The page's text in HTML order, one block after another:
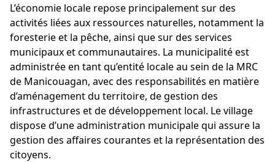
L’économie locale repose principalement sur des
activités liées aux ressources naturelles, notamment la
foresterie et la pêche, ainsi que sur des services
municipaux et communautaires. La municipalité est
administrée en tant qu’entité locale au sein de la MRC
de Manicouagan, avec des responsabilités en matière
d’aménagement du territoire, de gestion des
infrastructures et de développement local. Le village
dispose d’une administration municipale qui assure la
gestion des affaires courantes et la représentation des
citoyens.